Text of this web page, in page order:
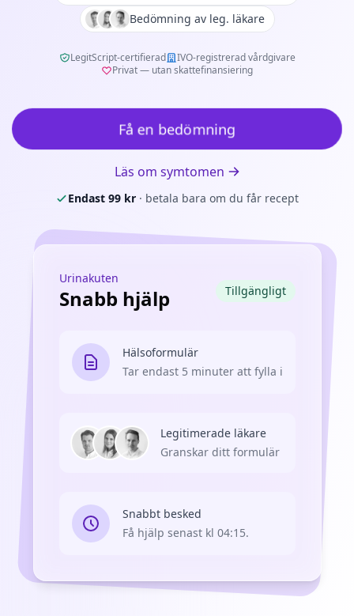
Bedömning av leg. läkare
LegitScript-certifierad
IVO-registrerad vårdgivare
Privat — utan skattefinansiering
Få en bedömning
Läs om symtomen
Endast 99 kr · betala bara om du får recept
Urinakuten
Snabb hjälp Tillgängligt
Hälsoformulär
Tar endast 5 minuter att fylla i
Legitimerade läkare
Granskar ditt formulär
Snabbt besked
Få hjälp senast kl 04:15.